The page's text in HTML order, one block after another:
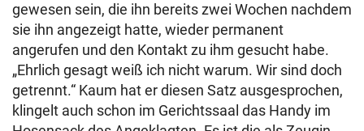
gewesen sein, die ihn bereits zwei Wochen nachdem
sie ihn angezeigt hatte, wieder permanent
angerufen und den Kontakt zu ihm gesucht habe.
„Ehrlich gesagt weiß ich nicht warum. Wir sind doch
getrennt.“ Kaum hat er diesen Satz ausgesprochen,
klingelt auch schon im Gerichtssaal das Handy im